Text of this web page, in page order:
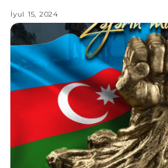
İyul 15, 2024